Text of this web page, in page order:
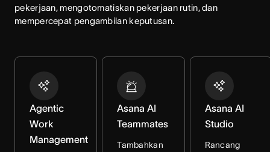
pekerjaan, mengotomatiskan pekerjaan rutin, dan
mempercepat pengambilan keputusan.
Agentic
Work
Management
Asana AI
Teammates
Tambahkan
Asana AI
Studio
Rancang